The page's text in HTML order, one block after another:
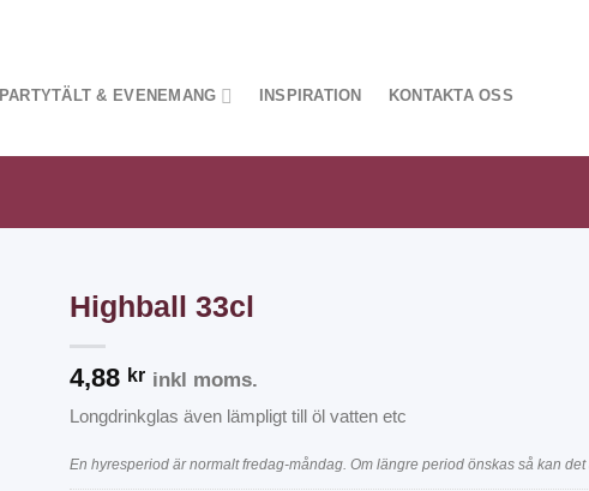
PARTYTÄLT & EVENEMANG INSPIRATION KONTAKTA OSS
Highball 33cl
4,88 kr inkl moms.
Longdrinkglas även lämpligt till öl vatten etc
En hyresperiod är normalt fredag-måndag. Om längre period önskas så kan